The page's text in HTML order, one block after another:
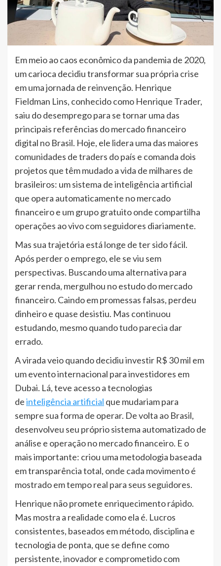
Em meio ao caos econômico da pandemia de 2020,
um carioca decidiu transformar sua própria crise
em uma jornada de reinvenção. Henrique
Fieldman Lins, conhecido como Henrique Trader,
saiu do desemprego para se tornar uma das
principais referências do mercado financeiro
digital no Brasil. Hoje, ele lidera uma das maiores
comunidades de traders do país e comanda dois
projetos que têm mudado a vida de milhares de
brasileiros: um sistema de inteligência artificial
que opera automaticamente no mercado
financeiro e um grupo gratuito onde compartilha
operações ao vivo com seguidores diariamente.
Mas sua trajetória está longe de ter sido fácil.
Após perder o emprego, ele se viu sem
perspectivas. Buscando uma alternativa para
gerar renda, mergulhou no estudo do mercado
financeiro. Caindo em promessas falsas, perdeu
dinheiro e quase desistiu. Mas continuou
estudando, mesmo quando tudo parecia dar
errado.
A virada veio quando decidiu investir R$ 30 mil em
um evento internacional para investidores em
Dubai. Lá, teve acesso a tecnologias
deinteligência artificial que mudariam para
sempre sua forma de operar. De volta ao Brasil,
desenvolveu seu próprio sistema automatizado de
análise e operação no mercado financeiro. E o
mais importante: criou uma metodologia baseada
em transparência total, onde cada movimento é
mostrado em tempo real para seus seguidores.
Henrique não promete enriquecimento rápido.
Mas mostra a realidade como ela é. Lucros
consistentes, baseados em método, disciplina e
tecnologia de ponta, que se define como
persistente, inovador e comprometido com